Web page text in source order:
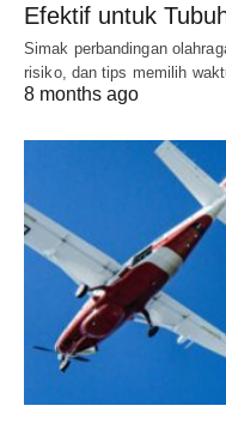
Efektif untuk
Simak perbandingan
risiko, dan tips memilih
8 months ago